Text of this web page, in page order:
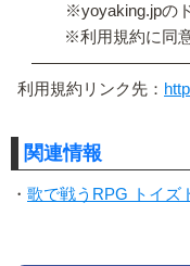
※yoyaking.jpの
※利用規約に同
利用規約リンク先：
関連情報
・ 歌で戦うRPG トイズ